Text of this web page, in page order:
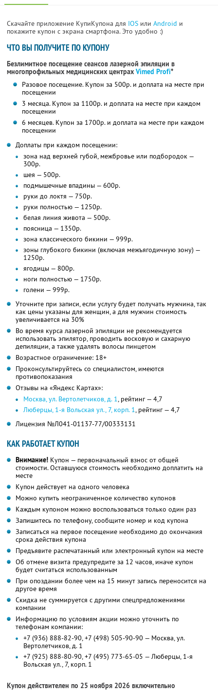
Скачайте приложение КупиКупона для IOS или Android и
покажите купон с экрана смартфона. Это удобно :)
ЧТО ВЫ ПОЛУЧИТЕ ПО КУПОНУ
Безлимитное посещение сеансов лазерной эпиляции в
многопрофильных медицинских центрах Vimed Profi*
Разовое посещение. Купон за 500р. и доплата на месте при
посещении
3 месяца. Купон за 1100р. и доплата на месте при каждом
посещении
6 месяцев. Купон за 1700р. и доплата на месте при каждом
посещении
Доплаты при каждом посещении:
зона над верхней губой, межбровье или подбородок —
300р.
шея — 500р.
подмышечные впадины — 600р.
руки до локтя — 750р.
руки полностью — 1250р.
белая линия живота — 500р.
поясница — 1350р.
зона классического бикини — 999р.
зоны глубокого бикини (включая межъягодичную зону) —
1250р.
ягодицы — 800р.
ноги полностью — 1750р.
голени — 999р.
Уточните при записи, если услугу будет получать мужчина, так
как цены указаны для женщин, а для мужчин стоимость
увеличивается на 30%
Во время курса лазерной эпиляции не рекомендуется
использовать эпилятор, проводить восковую и сахарную
депиляции, а также удалять волосы пинцетом
Возрастное ограничение: 18+
Проконсультируйтесь со специалистом, имеются
противопоказания
Отзывы на «Яндекс Картах»:
Москва, ул. Вертолетчиков, д. 1, рейтинг — 4,7
Люберцы, 1-я Вольская ул., 7, корп. 1, рейтинг — 4,7
Лицензия №Л041-01137-77/00333131
КАК РАБОТАЕТ КУПОН
Внимание! Купон — первоначальный взнос от общей
стоимости. Оставшуюся стоимость необходимо доплатить на
месте
Купон действует на одного человека
Можно купить неограниченное количество купонов
Каждым купоном можно воспользоваться только один раз
Запишитесь по телефону, сообщите номер и код купона
Записаться на первое посещение необходимо до окончания
срока действия купона
Предъявите распечатанный или электронный купон на месте
Об отмене визита предупредите за 12 часов, иначе купон
будет считаться использованным
При опоздании более чем на 15 минут запись переносится на
другое время
Скидка не суммируется с другими спецпредложениями
компании
Информацию по условиям акции можно уточнить по
телефонам компании:
+7 (936) 888-82-90, +7 (498) 505-90-90 — Москва, ул.
Вертолетчиков, д. 1
+7 (925) 888-80-90, +7 (495) 773-65-05 — Люберцы, 1-я
Вольская ул., 7, корп. 1
Купон действителен по 25 ноября 2026 включительно